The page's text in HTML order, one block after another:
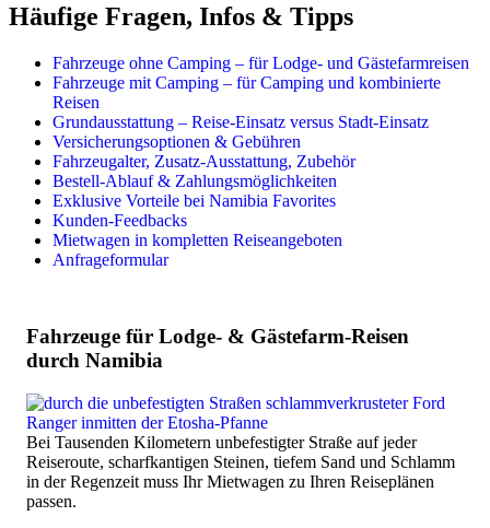
Häufige Fragen, Infos & Tipps
Fahrzeuge ohne Camping – für Lodge- und Gästefarmreisen
Fahrzeuge mit Camping – für Camping und kombinierte
Reisen
Grundausstattung – Reise-Einsatz versus Stadt-Einsatz
Versicherungsoptionen & Gebühren
Fahrzeugalter, Zusatz-Ausstattung, Zubehör
Bestell-Ablauf & Zahlungsmöglichkeiten
Exklusive Vorteile bei Namibia Favorites
Kunden-Feedbacks
Mietwagen in kompletten Reiseangeboten
Anfrageformular
Fahrzeuge für Lodge- & Gästefarm-Reisen
durch Namibia
Bei Tausenden Kilometern unbefestigter Straße auf jeder
Reiseroute, scharfkantigen Steinen, tiefem Sand und Schlamm
in der Regenzeit muss Ihr Mietwagen zu Ihren Reiseplänen
passen.